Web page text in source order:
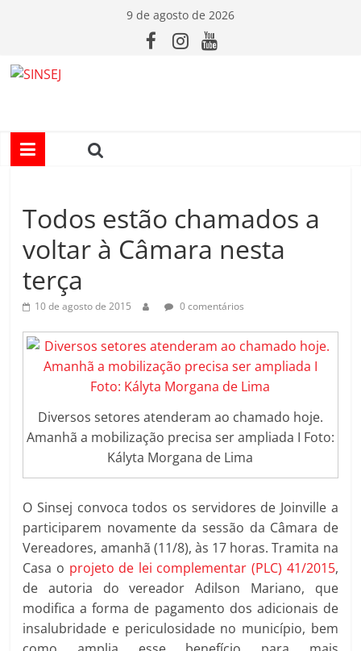
conteúdo
9 de agosto de 2026
I
S
E
Todos estão chamados a
voltar à Câmara nesta
terça
10 de agosto de 2015 0 comentários
Diversos setores atenderam ao chamado hoje.
Amanhã a mobilização precisa ser ampliada I Foto:
Kályta Morgana de Lima
O Sinsej convoca todos os servidores de Joinville a
participarem novamente da sessão da Câmara de
Vereadores, amanhã (11/8), às 17 horas. Tramita na
Casa o projeto de lei complementar (PLC) 41/2015,
de autoria do vereador Adilson Mariano, que
modifica a forma de pagamento dos adicionais de
insalubridade e periculosidade no município, bem